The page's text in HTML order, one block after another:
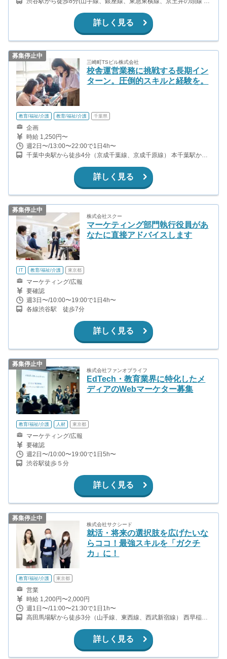
詳しく見る
募集停止中
三崎町TSビル株式会社
校舎運営業務に挑戦する長期イン
ターン。圧倒的スキルと経験を。
教育/福祉/介護 教育/福祉/介護 千葉県
企画
時給 1,250円〜
週2日〜/13:00〜22:00で1日4h〜
千葉中央駅から徒歩4分（京成千葉線、京成千原線） 本千葉駅から
詳しく見る
募集停止中
株式会社スクー
マーケティング部門執行役員があ
なたに直接アドバイスします
IT 教育/福祉/介護 東京都
マーケティング/広報
要確認
週3日〜/10:00〜19:00で1日4h〜
各線渋谷駅 徒歩7分
詳しく見る
募集停止中
株式会社ファンオブライフ
EdTech・教育業界に特化したメ
ディアのWebマーケター募集
教育/福祉/介護 人材 東京都
マーケティング/広報
要確認
週2日〜/10:00〜19:00で1日5h〜
渋谷駅徒歩５分
詳しく見る
募集停止中
株式会社サクシード
就活・将来の選択肢を広げたいな
らココ！最強スキルを「ガクチ
カ」に！
教育/福祉/介護 東京都
営業
時給 1,200円〜2,000円
週1日〜/11:00〜21:30で1日1h〜
高田馬場駅から徒歩3分（山手線、東西線、西武新宿線） 西早稲田
学習院下駅から徒歩9分（都電荒川線）
詳しく見る